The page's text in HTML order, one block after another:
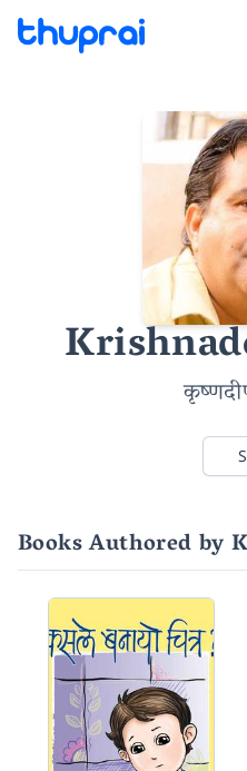
Books Authored by